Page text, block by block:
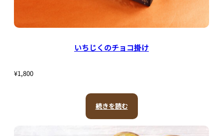
ロン
アー
いちじくのチョコ掛け
¥1,800
続きを読む